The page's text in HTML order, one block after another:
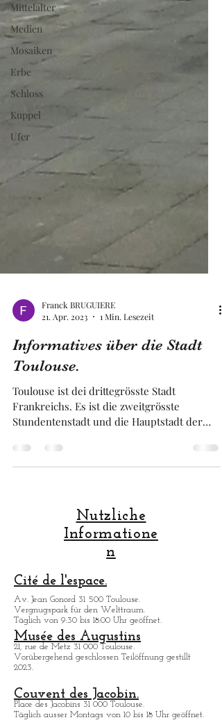
Mittelalter
Medien
Mosaiken
Erbe
Schloss
Kuppel
Ufer
Franck BRUGUIERE
21. Apr. 2023
1 Min. Lesezeit
Toulouse.
Toulouse ist dei drittegrösste Stadt
Frankreichs. Es ist die zweitgrösste
luft und Raumfahrt, Europa
Nutzliche
n
Cité de l'espace.
Av. Jean Gonord 31 500 Toulouse.
Vergnugspark für den Welttraum.
Täglich von 9:30 bis 18:00 Uhr geöffnet.
Musée des Augustins
Vorübergehend geschlossen Teilöffnung gestillt
2023.